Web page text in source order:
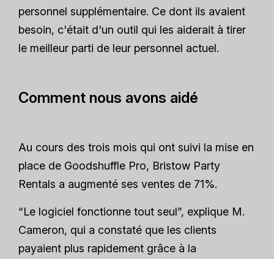
personnel supplémentaire. Ce dont ils avaient
besoin, c'était d'un outil qui les aiderait à tirer
le meilleur parti de leur personnel actuel.
Comment nous avons aidé
Au cours des trois mois qui ont suivi la mise en
place de Goodshuffle Pro, Bristow Party
Rentals a augmenté ses ventes de 71%.
“Le logiciel fonctionne tout seul”, explique M.
Cameron, qui a constaté que les clients
payaient plus rapidement grâce à la